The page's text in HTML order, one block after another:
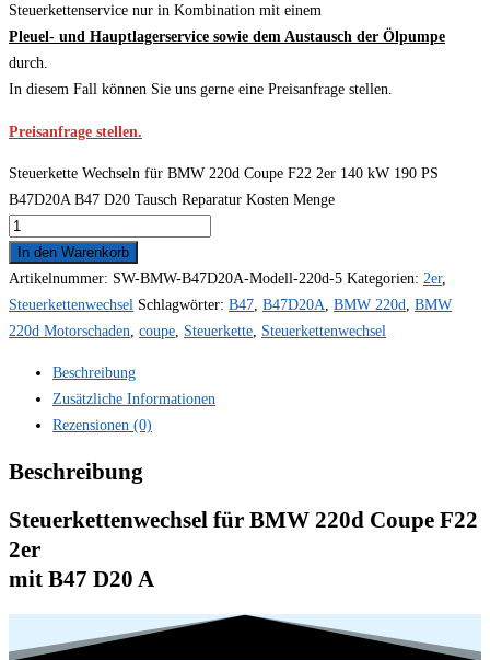
Steuerkettenservice nur in Kombination mit einem
Pleuel- und Hauptlagerservice sowie dem Austausch der Ölpumpe
durch.
In diesem Fall können Sie uns gerne eine Preisanfrage stellen.
Preisanfrage stellen.
Steuerkette Wechseln für BMW 220d Coupe F22 2er 140 kW 190 PS
B47D20A B47 D20 Tausch Reparatur Kosten Menge
In den Warenkorb
Artikelnummer: SW-BMW-B47D20A-Modell-220d-5 Kategorien: 2er,
Steuerkettenwechsel Schlagwörter: B47 B47D20A BMW 220d BMW
220d Motorschaden coupe Steuerkette Steuerkettenwechsel
Beschreibung
Zusätzliche Informationen
Rezensionen (0)
Beschreibung
Steuerkettenwechsel für BMW 220d Coupe F22
2er
mit B47 D20 A